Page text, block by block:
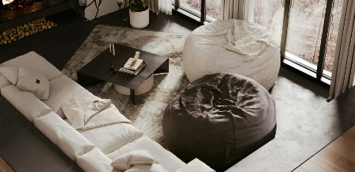
мягкостью.
ОСТАЛИСЬ ВОПРОСЫ?
Оставьте заявку и мы свяжемся с вами
в ближайшее время